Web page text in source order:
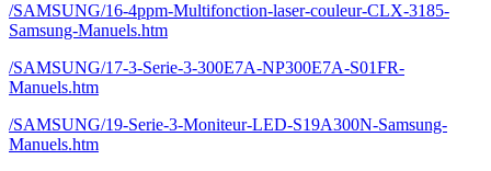
/SAMSUNG/16-4ppm-Multifonction-laser-couleur-CLX-3185-
Samsung-Manuels.htm
/SAMSUNG/17-3-Serie-3-300E7A-NP300E7A-S01FR-
Manuels.htm
/SAMSUNG/19-Serie-3-Moniteur-LED-S19A300N-Samsung-
Manuels.htm